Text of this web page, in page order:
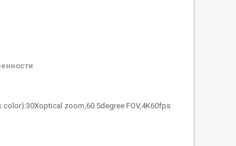
color):30Xoptical zoom,60.5degree FOV,4K60fps